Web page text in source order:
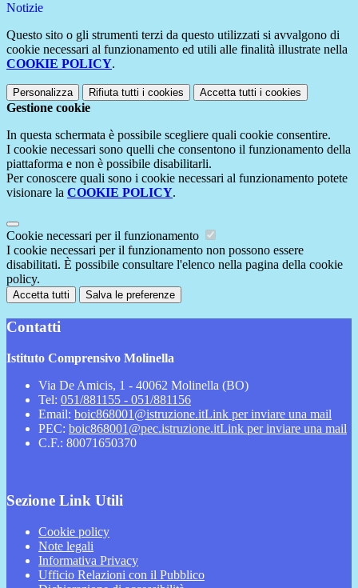
Notizie
Questo sito o gli strumenti terzi da questo utilizzati si avvalgono di
cookie necessari al funzionamento ed utili alle finalità illustrate nella
COOKIE POLICY.
Personalizza Rifiuta tutti i cookies Accetta tutti i cookies
Gestione cookie
In questa schermata è possibile scegliere quali cookie consentire.
I cookie necessari sono quelli che consentono il funzionamento della
piattaforma e non è possibile disabilitarli.
Per conoscere quali sono i cookie necessari al funzionamento potete
visionare la COOKIE POLICY.
Cookie necessari per il funzionamento
I cookie necessari per il funzionamento non possono essere
disabilitati. È possibile consultare l'elenco nella pagina della cookie
policy.
Accetta tutti Salva le preferenze
Contatti
Istituto Comprensivo Molinella
Via De Amicis, 1 - 40062 Molinella (BO)
Tel: 051/881155 - 051/881156
Email: boic868001@istruzione.itLink per inviare una mail
PEC: boic868001@pec.istruzione.itLink per inviare una mail
C.F.: 80071650370
Sezione Link Utili
Cookie policy
Note legali
Informativa Privacy
Ufficio Relazioni con il Pubblico